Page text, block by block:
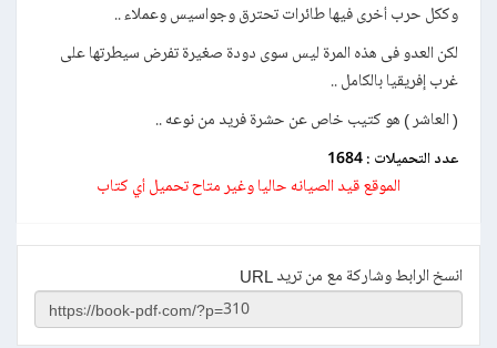
وككل حرب أخرى فيها طائرات تحترق وجواسيس وعملاء ..
لكن العدو فى هذه المرة ليس سوى دودة صغيرة تفرض سيطرتها على
غرب إفريقيا بالكامل ..
( العاشر ) هو كتيب خاص عن حشرة فريد من نوعه ..
عدد التحميلات : 1684
الموقع قيد الصيانه حاليا وغير متاح تحميل أي كتاب
انسخ الرابط وشاركة مع من تريد URL